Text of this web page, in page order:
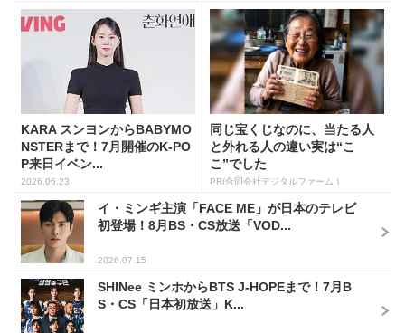
KARA スンヨンからBABYMO
NSTERまで！7月開催のK-PO
P来日イベン...
2026.06.23
同じ宝くじなのに、当たる人
と外れる人の違い実は“こ
こ”でした
PR(合同会社デジタルファーム )
イ・ミンギ主演「FACE ME」が日本のテレビ
初登場！8月BS・CS放送「VOD...
2026.07.15
SHINee ミンホからBTS J-HOPEまで！7月B
S・CS「日本初放送」K...